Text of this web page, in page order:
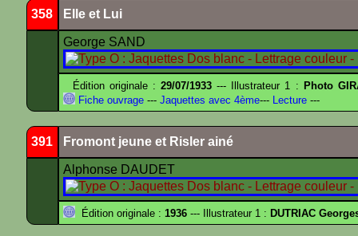
358 Elle et Lui
George SAND
Édition originale :29/07/1933 --- Illustrateur 1 : Photo
Fiche ouvrage --- Jaquettes avec 4ème--- Lecture ---
391 Fromont jeune et Risler ainé
Alphonse DAUDET
Édition originale : 1936 --- Illustrateur 1 : DUTRIAC